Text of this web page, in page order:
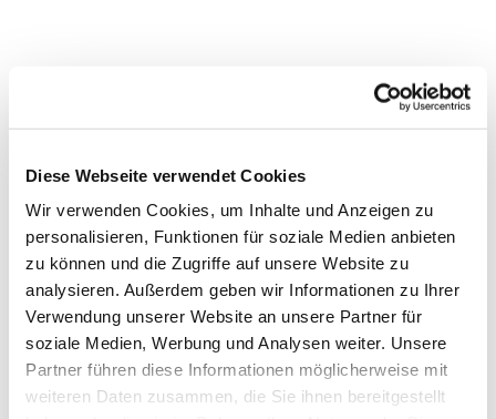
Diese Webseite verwendet Cookies
Wir verwenden Cookies, um Inhalte und Anzeigen zu
personalisieren, Funktionen für soziale Medien anbieten
zu können und die Zugriffe auf unsere Website zu
analysieren. Außerdem geben wir Informationen zu Ihrer
Verwendung unserer Website an unsere Partner für
soziale Medien, Werbung und Analysen weiter. Unsere
Partner führen diese Informationen möglicherweise mit
weiteren Daten zusammen, die Sie ihnen bereitgestellt